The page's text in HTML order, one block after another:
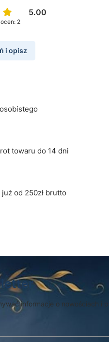
5.00
2
i opisz
towaru do 14 dni
już od 250zł brutto
informacje o nowościach i